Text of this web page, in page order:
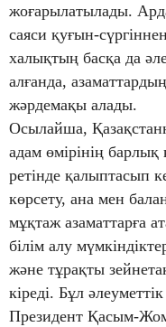
жоғарылатылады.
саяси қуғын-
халықтың басқа да
алғанда,
жәрдемақы алады.
Осылайша,
адам өмірінің
ретінде қалыптасып
көрсету, ана мен
мұқтаж азаматтарға
білім алу
және тұрақты
кіреді. Бұл
Президент Қасым-